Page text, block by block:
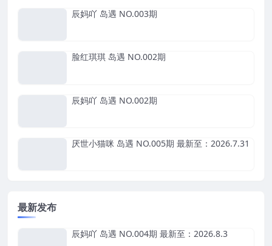
辰妈吖 岛遇 NO.003期
脸红琪琪 岛遇 NO.002期
辰妈吖 岛遇 NO.002期
厌世小猫咪 岛遇 NO.005期 最新至：2026.7.31
最新发布
辰妈吖 岛遇 NO.004期 最新至：2026.8.3